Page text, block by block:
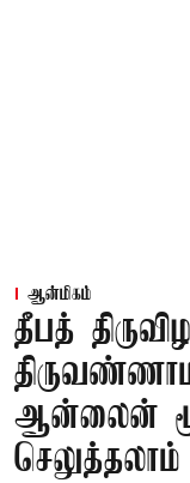
ஆன்மிகம்
தீபத்
ஆன்லைன்
செலுத்தலாம்